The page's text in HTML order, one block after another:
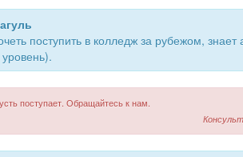
поступить в колледж за рубежом, знает
поступает. Обращайтесь к нам.